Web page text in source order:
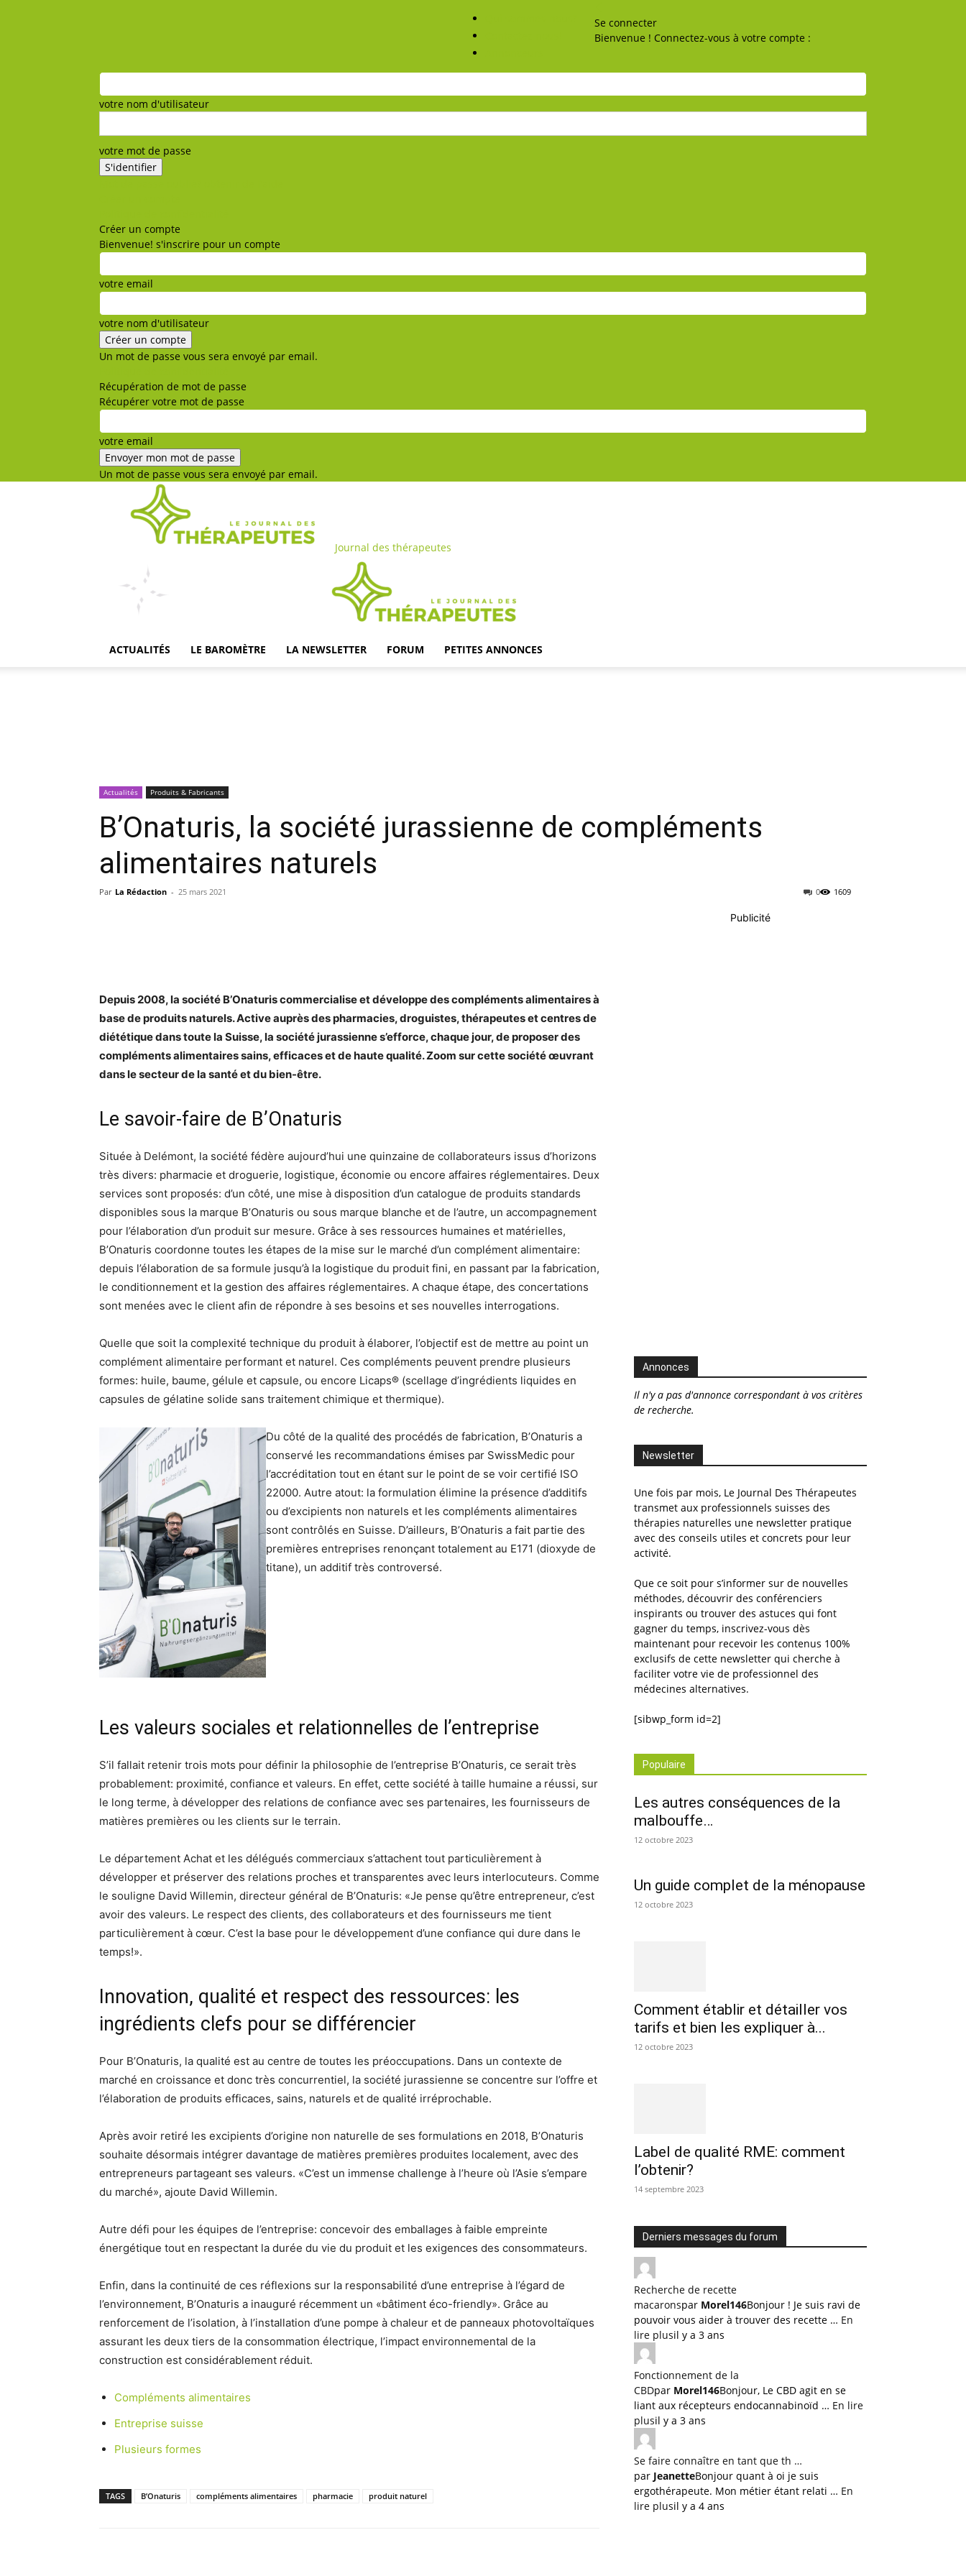
Se connecter
Bienvenue ! Connectez-vous à votre compte :
votre nom d'utilisateur
votre mot de passe
Créer un compte
Bienvenue! s'inscrire pour un compte
votre email
votre nom d'utilisateur
Un mot de passe vous sera envoyé par email.
Récupération de mot de passe
Récupérer votre mot de passe
votre email
Un mot de passe vous sera envoyé par email.
Journal des thérapeutes
ACTUALITÉS LE BAROMÈTRE LA NEWSLETTER FORUM PETITES ANNONCES
Actualités Produits & Fabricants
B’Onaturis, la société jurassienne de compléments
alimentaires naturels
Par La Rédaction - 25 mars 2021 1609
0
Depuis 2008, la société B’Onaturis commercialise et développe des compléments alimentaires à
base de produits naturels. Active auprès des pharmacies, droguistes, thérapeutes et centres de
diététique dans toute la Suisse, la société jurassienne s’efforce, chaque jour, de proposer des
compléments alimentaires sains, efficaces et de haute qualité. Zoom sur cette société œuvrant
dans le secteur de la santé et du bien-être.
Le savoir-faire de B’Onaturis
Située à Delémont, la société fédère aujourd’hui une quinzaine de collaborateurs issus d’horizons
très divers: pharmacie et droguerie, logistique, économie ou encore affaires réglementaires. Deux
services sont proposés: d’un côté, une mise à disposition d’un catalogue de produits standards
disponibles sous la marque B’Onaturis ou sous marque blanche et de l’autre, un accompagnement
pour l’élaboration d’un produit sur mesure. Grâce à ses ressources humaines et matérielles,
B’Onaturis coordonne toutes les étapes de la mise sur le marché d’un complément alimentaire:
depuis l’élaboration de sa formule jusqu’à la logistique du produit fini, en passant par la fabrication,
le conditionnement et la gestion des affaires réglementaires. A chaque étape, des concertations
sont menées avec le client afin de répondre à ses besoins et ses nouvelles interrogations.
Quelle que soit la complexité technique du produit à élaborer, l’objectif est de mettre au point un
complément alimentaire performant et naturel. Ces compléments peuvent prendre plusieurs
formes: huile, baume, gélule et capsule, ou encore Licaps® (scellage d’ingrédients liquides en
capsules de gélatine solide sans traitement chimique et thermique).
Du côté de la qualité des procédés de fabrication, B’Onaturis a
conservé les recommandations émises par SwissMedic pour
l’accréditation tout en étant sur le point de se voir certifié ISO
22000. Autre atout: la formulation élimine la présence d’additifs
ou d’excipients non naturels et les compléments alimentaires
sont contrôlés en Suisse. D’ailleurs, B’Onaturis a fait partie des
premières entreprises renonçant totalement au E171 (dioxyde de
titane), un additif très controversé.
Les valeurs sociales et relationnelles de l’entreprise
S’il fallait retenir trois mots pour définir la philosophie de l’entreprise B’Onaturis, ce serait très
probablement: proximité, confiance et valeurs. En effet, cette société à taille humaine a réussi, sur
le long terme, à développer des relations de confiance avec ses partenaires, les fournisseurs de
matières premières ou les clients sur le terrain.
Le département Achat et les délégués commerciaux s’attachent tout particulièrement à
développer et préserver des relations proches et transparentes avec leurs interlocuteurs. Comme
le souligne David Willemin, directeur général de B’Onaturis: «Je pense qu’être entrepreneur, c’est
avoir des valeurs. Le respect des clients, des collaborateurs et des fournisseurs me tient
particulièrement à cœur. C’est la base pour le développement d’une confiance qui dure dans le
temps!».
Innovation, qualité et respect des ressources: les
ingrédients clefs pour se différencier
Pour B’Onaturis, la qualité est au centre de toutes les préoccupations. Dans un contexte de
marché en croissance et donc très concurrentiel, la société jurassienne se concentre sur l’offre et
l’élaboration de produits efficaces, sains, naturels et de qualité irréprochable.
Après avoir retiré les excipients d’origine non naturelle de ses formulations en 2018, B’Onaturis
souhaite désormais intégrer davantage de matières premières produites localement, avec des
entrepreneurs partageant ses valeurs. «C’est un immense challenge à l’heure où l’Asie s’empare
du marché», ajoute David Willemin.
Autre défi pour les équipes de l’entreprise: concevoir des emballages à faible empreinte
énergétique tout en respectant la durée du vie du produit et les exigences des consommateurs.
Enfin, dans la continuité de ces réflexions sur la responsabilité d’une entreprise à l’égard de
l’environnement, B’Onaturis a inauguré récemment un «bâtiment éco-friendly». Grâce au
renforcement de l’isolation, à l’installation d’une pompe à chaleur et de panneaux photovoltaïques
assurant les deux tiers de la consommation électrique, l’impact environnemental de la
construction est considérablement réduit.
Compléments alimentaires
Entreprise suisse
Plusieurs formes
TAGS B’Onaturis compléments alimentaires pharmacie produit naturel
Publicité
Annonces
Il n'y a pas d'annonce correspondant à vos critères
de recherche.
Newsletter
Une fois par mois, Le Journal Des Thérapeutes
transmet aux professionnels suisses des
thérapies naturelles une newsletter pratique
avec des conseils utiles et concrets pour leur
activité.
Que ce soit pour s’informer sur de nouvelles
méthodes, découvrir des conférenciers
inspirants ou trouver des astuces qui font
gagner du temps, inscrivez-vous dès
maintenant pour recevoir les contenus 100%
exclusifs de cette newsletter qui cherche à
faciliter votre vie de professionnel des
médecines alternatives.
[sibwp_form id=2]
Populaire
Les autres conséquences de la
malbouffe…
12 octobre 2023
Un guide complet de la ménopause
12 octobre 2023
Comment établir et détailler vos
tarifs et bien les expliquer à...
12 octobre 2023
Label de qualité RME: comment
l’obtenir?
14 septembre 2023
Derniers messages du forum
Recherche de recette
macaronspar Morel146Bonjour ! Je suis ravi de
pouvoir vous aider à trouver des recette … En
lire plusil y a 3 ans
Fonctionnement de la
CBDpar Morel146Bonjour, Le CBD agit en se
liant aux récepteurs endocannabinoïd … En lire
plusil y a 3 ans
Se faire connaître en tant que th …
par JeanetteBonjour quant à oi je suis
ergothérapeute. Mon métier étant relati … En
lire plusil y a 4 ans